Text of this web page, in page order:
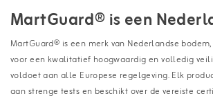
MartGuard® is een
MartGuard® is een merk van Nederlandse
voor een kwalitatief hoogwaardig en volledig
voldoet aan alle Europese regelgeving. Elk
aan strenge tests en beschikt over de vereiste